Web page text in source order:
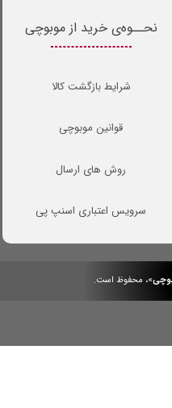
»، محفوظ است.
نحــوه‌ی خرید از موبوچی
شرایط بازگشت کالا
قوانین موبوچی
روش های ارسال
سرویس اعتباری اسنپ پی